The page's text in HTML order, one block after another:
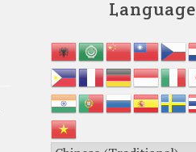
Language